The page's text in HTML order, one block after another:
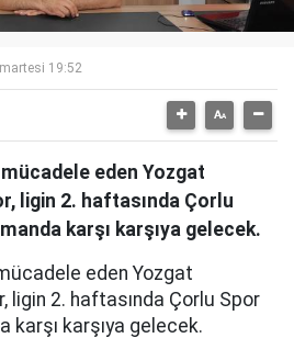
19:52
mücadele eden Yozgat
ligin 2. haftasında Çorlu
karşı karşıya gelecek.
eden Yozgat
ligin 2. haftasında Çorlu Spor
karşı karşıya gelecek.